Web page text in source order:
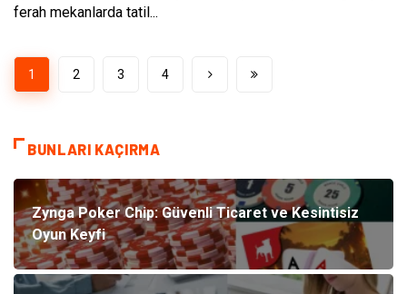
ferah mekanlarda tatil...
1 2 3 4
BUNLARI KAÇIRMA
Zynga Poker Chip: Güvenli Ticaret ve Kesintisiz
Oyun Keyfi